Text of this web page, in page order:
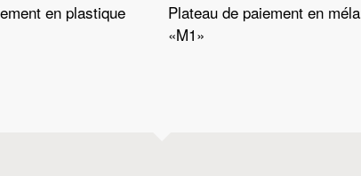
La Suiteen plastique
Lire La Suite
Plateau de paiement en
«M1»